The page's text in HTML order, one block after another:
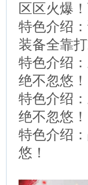
区区火爆
特色介绍
装备全靠
特色介绍
绝不忽悠！
特色介绍
绝不忽悠！
特色介绍
悠！